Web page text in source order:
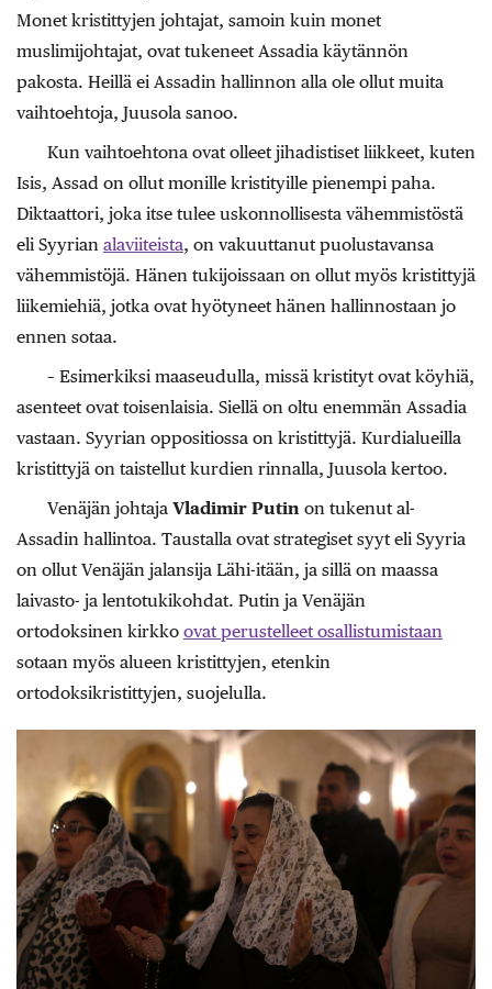
Monet kristittyjen johtajat, samoin kuin monet
muslimijohtajat, ovat tukeneet Assadia käytännön
pakosta. Heillä ei Assadin hallinnon alla ole ollut muita
vaihtoehtoja, Juusola sanoo.
Kun vaihtoehtona ovat olleet jihadistiset liikkeet, kuten
Isis, Assad on ollut monille kristityille pienempi paha.
Diktaattori, joka itse tulee uskonnollisesta vähemmistöstä
eli Syyrian alaviiteista, on vakuuttanut puolustavansa
vähemmistöjä. Hänen tukijoissaan on ollut myös kristittyjä
liikemiehiä, jotka ovat hyötyneet hänen hallinnostaan jo
ennen sotaa.
– Esimerkiksi maaseudulla, missä kristityt ovat köyhiä,
asenteet ovat toisenlaisia. Siellä on oltu enemmän Assadia
vastaan. Syyrian oppositiossa on kristittyjä. Kurdialueilla
kristittyjä on taistellut kurdien rinnalla, Juusola kertoo.
Venäjän johtaja Vladimir Putin on tukenut al-
Assadin hallintoa. Taustalla ovat strategiset syyt eli Syyria
on ollut Venäjän jalansija Lähi-itään, ja sillä on maassa
laivasto- ja lentotukikohdat. Putin ja Venäjän
ortodoksinen kirkko ovat perustelleet osallistumistaan
sotaan myös alueen kristittyjen, etenkin
ortodoksikristittyjen, suojelulla.